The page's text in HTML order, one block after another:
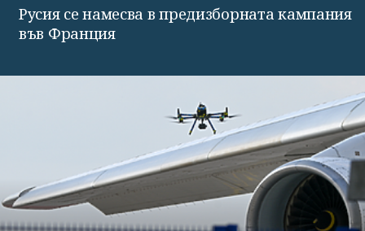
Русия се намесва в предизборната кампания
във Франция